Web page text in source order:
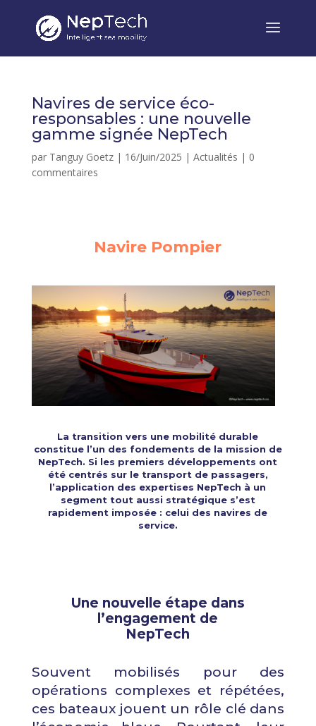
Navires de service éco-
responsables : une nouvelle
gamme signée NepTech
par Tanguy Goetz| 16/Juin/2025 | Actualités | 0
commentaires
Navire Pompier
La transition vers une mobilité durable
constitue l’un des fondements de la mission de
NepTech. Si les premiers développements ont
été centrés sur le transport de passagers,
l’application des expertises NepTech à un
segment tout aussi stratégique s’est
rapidement imposée : celui des navires de
service.
Une nouvelle étape dans
l’engagement de
NepTech
Souvent mobilisés pour des
opérations complexes et répétées,
ces bateaux jouent un rôle clé dans